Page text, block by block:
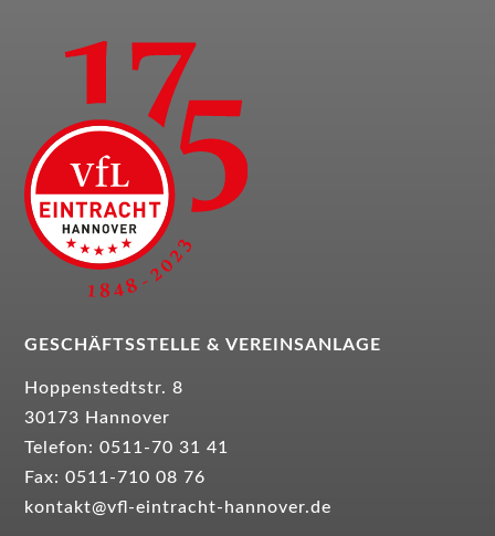
GESCHÄFTSSTELLE &VEREINSANLAGE
Hoppenstedtstr. 8
30173 Hannover
Telefon: 0511-70 31 41
Fax: 0511-710 08 76
kontakt@vfl-eintracht-hannover.de